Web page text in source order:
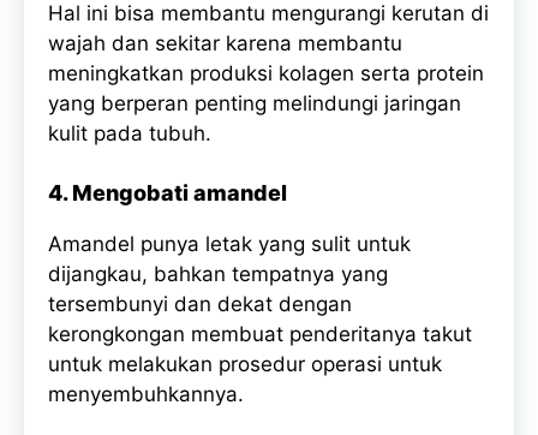
Hal ini bisa membantu mengurangi kerutan di
wajah dan sekitar karena membantu
meningkatkan produksi kolagen serta protein
yang berperan penting melindungi jaringan
kulit pada tubuh.
4. Mengobati amandel
Amandel punya letak yang sulit untuk
dijangkau, bahkan tempatnya yang
tersembunyi dan dekat dengan
kerongkongan membuat penderitanya takut
untuk melakukan prosedur operasi untuk
menyembuhkannya.